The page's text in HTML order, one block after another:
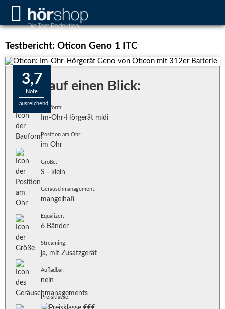
Testbericht: Oticon Geno 1 ITC
3,7
Note
ausreichend
Alles auf einen Blick:
Bauform:
Im-Ohr-Hörgerät midi
Position am Ohr:
im Ohr
Größe:
S - klein
Geräuschmanagement:
mangelhaft
Equalizer:
6 Bänder
Streaming:
ja, mit Zusatzgerät
Aufladbar:
nein
Preisklasse: